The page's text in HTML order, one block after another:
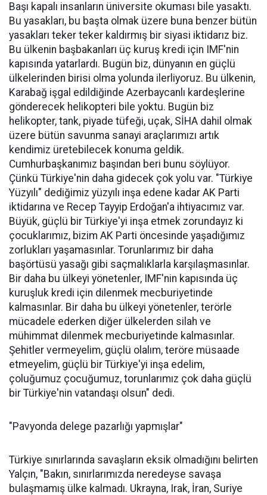
Başı kapalı insanların üniversite okuması bile yasaktı.
Bu yasakları, bu başta olmak üzere buna benzer bütün
yasakları teker teker kaldırmış bir siyasi iktidarız biz.
Bu ülkenin başbakanları üç kuruş kredi için IMF'nin
kapısında yatarlardı. Bugün biz, dünyanın en güçlü
ülkelerinden birisi olma yolunda ilerliyoruz. Bu ülkenin,
Karabağ işgal edildiğinde Azerbaycanlı kardeşlerine
gönderecek helikopteri bile yoktu. Bugün biz
helikopter, tank, piyade tüfeği, uçak, SİHA dahil olmak
üzere bütün savunma sanayi araçlarımızı artık
kendimiz üretebilecek konuma geldik.
Cumhurbaşkanımız başından beri bunu söylüyor.
Çünkü Türkiye'nin daha gidecek çok yolu var. "Türkiye
Yüzyılı" dediğimiz yüzyılı inşa edene kadar AK Parti
iktidarına ve Recep Tayyip Erdoğan'a ihtiyacımız var.
Büyük, güçlü bir Türkiye'yi inşa etmek zorundayız ki
çocuklarımız, bizim AK Parti öncesinde yaşadığımız
zorlukları yaşamasınlar. Torunlarımız bir daha
başörtüsü yasağı gibi saçmalıklarla karşılaşmasınlar.
Bir daha bu ülkeyi yönetenler, IMF'nin kapısında üç
kuruşluk kredi için dilenmek mecburiyetinde
kalmasınlar. Bir daha bu ülkeyi yönetenler, terörle
mücadele ederken diğer ülkelerden silah ve
mühimmat dilenmek mecburiyetinde kalmasınlar.
Şehitler vermeyelim, güçlü olalım, teröre müsaade
etmeyelim, güçlü bir Türkiye'yi inşa edelim,
çoluğumuz çocuğumuz, torunlarımız çok daha güçlü
bir Türkiye'nin vatandaşı olsun" dedi.
"Pavyonda delege pazarlığı yapmışlar"
Türkiye sınırlarında savaşların eksik olmadığını belirten
Yalçın, "Bakın, sınırlarımızda neredeyse savaşa
bulaşmamış ülke kalmadı. Ukrayna, Irak, İran, Suriye